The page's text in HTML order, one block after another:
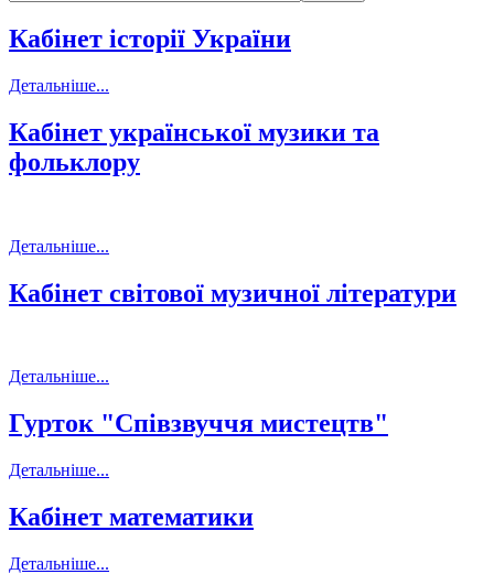
Кабінет історії України
Детальніше...
Кабінет української музики та
фольклору
Детальніше...
Кабінет світової музичної літератури
Детальніше...
Гурток "Співзвуччя мистецтв"
Детальніше...
Кабінет математики
Детальніше...